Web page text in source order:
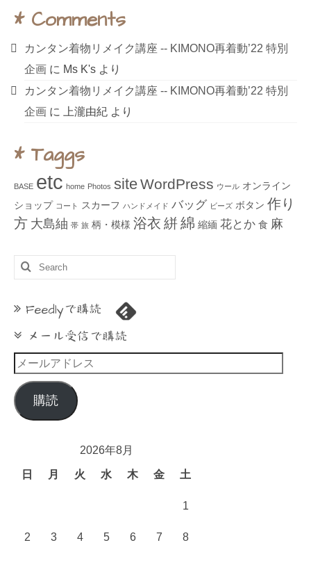
* Comments
カンタン着物リメイク講座 ‐‐ KIMONO再着動’22 特別
企画 に Ms K's より
カンタン着物リメイク講座 ‐‐ KIMONO再着動’22 特別
企画 に 上瀧由紀 より
* Taggs
BASE etc home Photos siteWordPress ウール オンライン
ショップ コート スカーフ ハンドメイド バッグ ビーズ ボタン 作り
方 大島紬 帯 旅 柄・模様 浴衣 絣綿 縮緬 花とか 食 麻
Search
for:
Feedlyで購読
メール受信で購読
メ
ー
ル
ア
購読
2026年8月
日 月 火 水 木 金 土
1
2 3 4 5 6 7 8